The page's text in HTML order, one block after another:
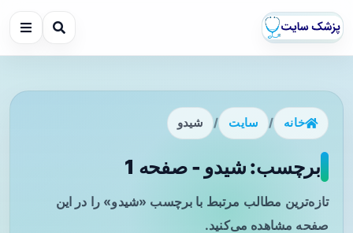
خانه / سایت / شیدو
برچسب: شیدو - صفحه 1
تازه‌ترین مطالب مرتبط با برچسب «شیدو» را در این
صفحه مشاهده می‌کنید.